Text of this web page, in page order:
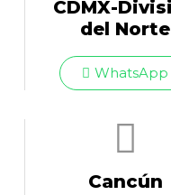
CDMX-
del Norte
WhatsApp
Cancún